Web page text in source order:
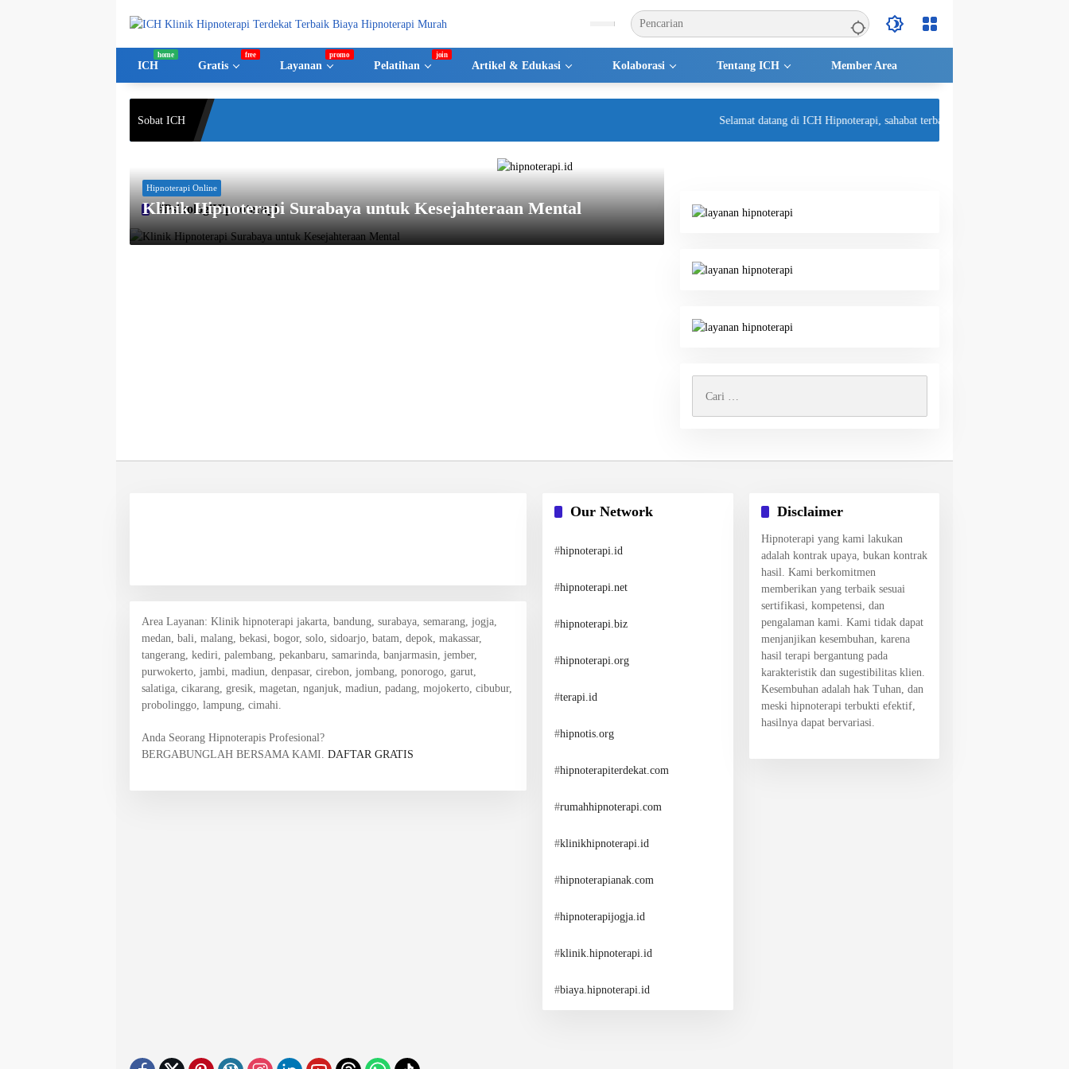
ICH Gratis Layanan Pelatihan Artikel & Edukasi Kolaborasi Tentang ICH Member Area
Sobat ICH Selamat datang di ICH Hipnoterapi, sahabat terbaik untuk kesehatan mental
#PsikologiHipnoterapi
Hipnoterapi Online
Klinik Hipnoterapi Surabaya untuk Kesejahteraan Mental
untuk:
Area Layanan: Klinik hipnoterapi jakarta, bandung, surabaya, semarang, jogja,
medan, bali, malang, bekasi, bogor, solo, sidoarjo, batam, depok, makassar,
tangerang, kediri, palembang, pekanbaru, samarinda, banjarmasin, jember,
purwokerto, jambi, madiun, denpasar, cirebon, jombang, ponorogo, garut,
salatiga, cikarang, gresik, magetan, nganjuk, madiun, padang, mojokerto, cibubur,
probolinggo, lampung, cimahi.
Anda Seorang Hipnoterapis Profesional?
BERGABUNGLAH BERSAMA KAMI. DAFTAR GRATIS
Our Network
#hipnoterapi.id
#hipnoterapi.net
#hipnoterapi.biz
#hipnoterapi.org
#terapi.id
#hipnotis.org
#hipnoterapiterdekat.com
#rumahhipnoterapi.com
#klinikhipnoterapi.id
#hipnoterapianak.com
#hipnoterapijogja.id
#klinik.hipnoterapi.id
#biaya.hipnoterapi.id
Disclaimer
Hipnoterapi yang kami lakukan
adalah kontrak upaya, bukan kontrak
hasil. Kami berkomitmen
memberikan yang terbaik sesuai
sertifikasi, kompetensi, dan
pengalaman kami. Kami tidak dapat
menjanjikan kesembuhan, karena
hasil terapi bergantung pada
karakteristik dan sugestibilitas klien.
Kesembuhan adalah hak Tuhan, dan
meski hipnoterapi terbukti efektif,
hasilnya dapat bervariasi.